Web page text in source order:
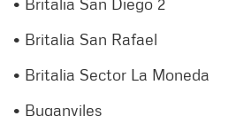
• Britalia San Rafael
• Britalia Sector La Moneda
• Buganviles